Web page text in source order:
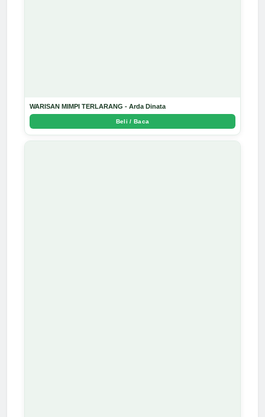
WARISAN MIMPI TERLARANG - Arda Dinata
Beli / Baca